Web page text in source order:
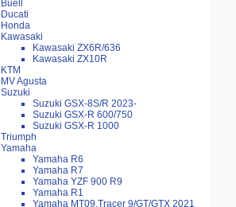
Buell
Ducati
Honda
Kawasaki
Kawasaki ZX6R/636
Kawasaki ZX10R
KTM
MV Agusta
Suzuki
Suzuki GSX-8S/R 2023-
Suzuki GSX-R 600/750
Suzuki GSX-R 1000
Triumph
Yamaha
Yamaha R6
Yamaha R7
Yamaha YZF 900 R9
Yamaha R1
Yamaha MT09,Tracer 9/GT/GTX 2021